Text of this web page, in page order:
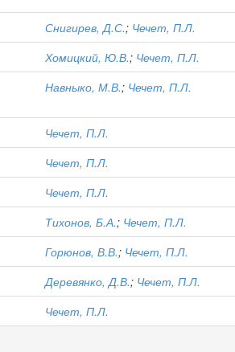
Снигирев, Д.С.; Чечет, П.Л.
Хомицкий, Ю.В.; Чечет, П.Л.
Навныко, М.В.; Чечет, П.Л.
Чечет, П.Л.
Чечет, П.Л.
Чечет, П.Л.
Тихонов, Б.А.; Чечет, П.Л.
Горюнов, В.В.; Чечет, П.Л.
Деревянко, Д.В.; Чечет, П.Л.
Чечет, П.Л.